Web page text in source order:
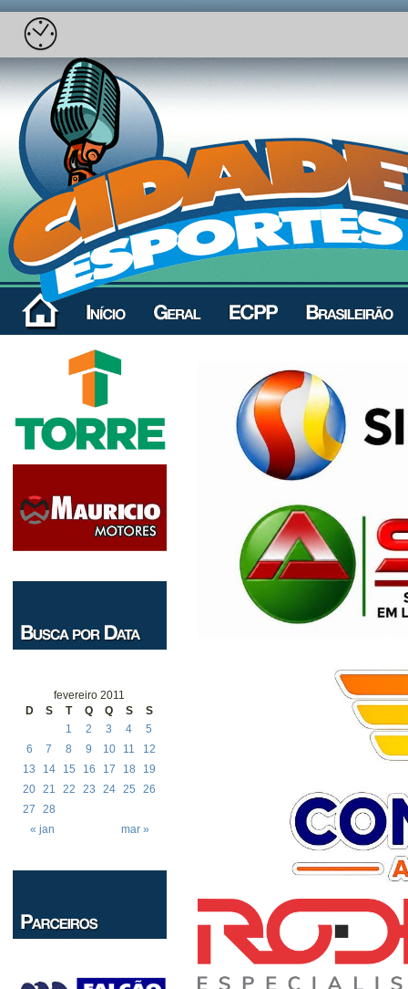
fevereiro 2011
D
S T Q Q S S
« jan mar »
1 2 3 4
5
6
7 8 9 10 11
12
13
14 15 16 17 18
19
20 21 22 23 24 25
26
27
28